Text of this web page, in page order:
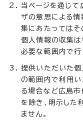
当ページを通じて
ザの意思による情
集にあたってはそ
個人情報の収集
必要な範囲内で行
提供いただいた個
の範囲内で利用い
る場合など広島
を除き、明示した
ません。